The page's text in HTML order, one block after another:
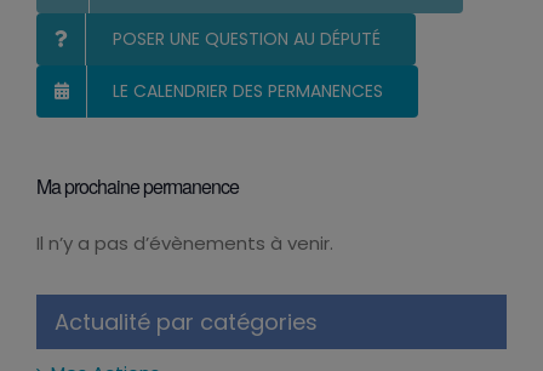
POSER UNE QUESTION AU DÉPUTÉ
LE CALENDRIER DES PERMANENCES
Ma prochaine permanence
Notice
Il n’y a pas d’évènements à venir.
Actualité par catégories